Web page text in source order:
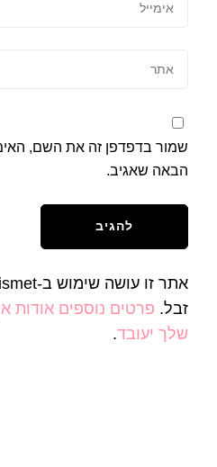
שמור בדפדפן זה את השם,
הבאה שאגיב.
זבל. פרטים נוספים אודות
שלך יעובד.